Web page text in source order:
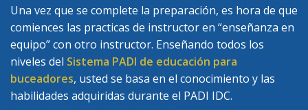
Una vez que se complete la preparación, es hora de que
comiences las practicas de instructor en “enseñanza en
equipo” con otro instructor. Enseñando todos los
niveles del Sistema PADI de educación para
buceadores, usted se basa en el conocimiento y las
habilidades adquiridas durante el PADI IDC.